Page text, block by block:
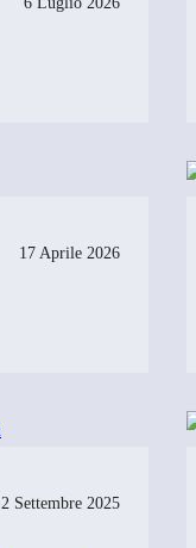
17 Aprile 2026
2 Settembre 2025